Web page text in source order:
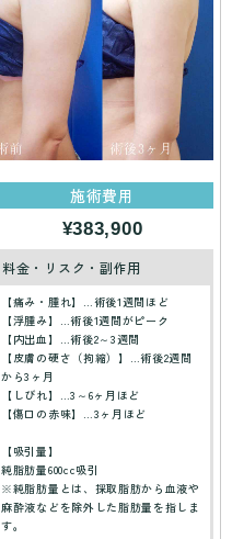
施術費用
¥383,900
料金・リスク・副作用
【痛み・腫れ】…術後1週間ほど
【浮腫み】…術後1週間がピーク
【内出血】…術後2～3週間
【皮膚の硬さ（拘縮）】…術後2週間
から3ヶ月
【しびれ】…3～6ヶ月ほど
【傷口の赤味】…3ヶ月ほど
【吸引量】
純脂肪量600cc吸引
※純脂肪量とは、採取脂肪から血液や
麻酔液などを除外した脂肪量を指しま
す。